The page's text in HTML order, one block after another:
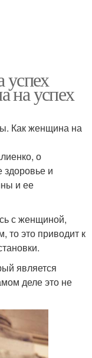
успех
успех
Как женщина на
о
здоровье и
и ее
с женщиной,
то это приводит к
является
деле это не